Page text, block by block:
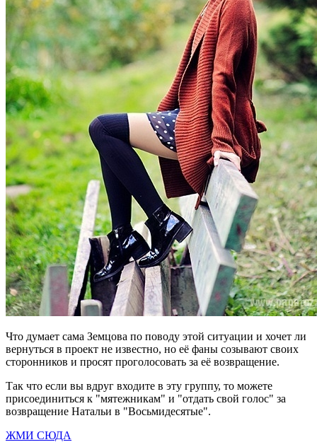
Что думает сама Земцова по поводу этой ситуации и хочет ли
вернуться в проект не известно, но её фаны созывают своих
сторонников и просят проголосовать за её возвращение.
Так что если вы вдруг входите в эту группу, то можете
присоединиться к "мятежникам" и "отдать свой голос" за
возвращение Натальи в "Восьмидесятые".
ЖМИ СЮДА